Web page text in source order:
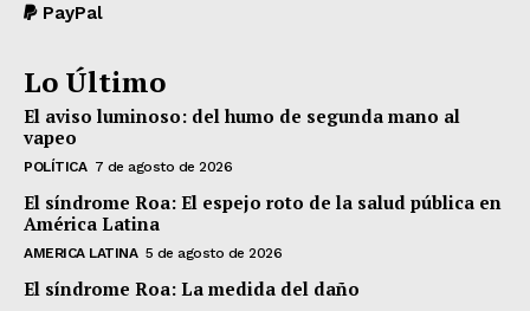
PayPal
Lo Último
El aviso luminoso: del humo de segunda mano al
vapeo
POLÍTICA 7 de agosto de 2026
El síndrome Roa: El espejo roto de la salud pública en
América Latina
AMERICA LATINA 5 de agosto de 2026
El síndrome Roa: La medida del daño